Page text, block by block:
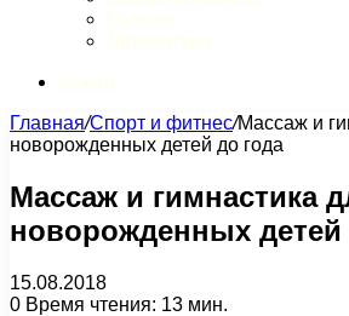
Главная/Спорт и фитнес/Массаж и
новорожденных детей до года
Массаж и гимнастика
новорожденных детей
15.08.2018
0 Время чтения: 13 мин.